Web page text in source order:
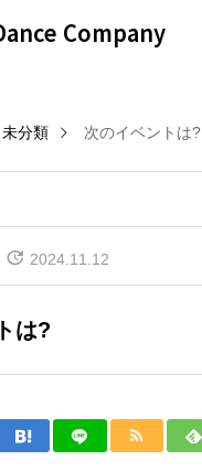
Company
報
未分類 次のイベントは?
2024.11.12
は?